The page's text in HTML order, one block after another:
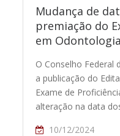
Mudança de
premiação do
em Odontologia
O Conselho Federal
a publicação do
Exame de
alteração na data
10/12/2024